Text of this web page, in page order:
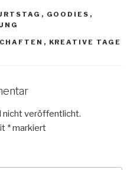
, GOODIES ,
, KREATIVE TAGE
nicht veröffentlicht.
*markiert